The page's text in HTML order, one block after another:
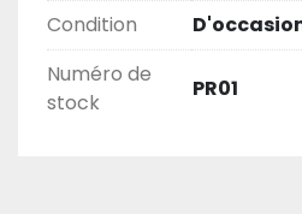
Condition
Numéro de
stock
PR01